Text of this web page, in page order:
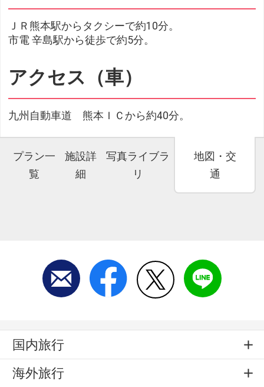
ＪＲ熊本駅からタクシーで約10分。
市電 辛島駅から徒歩で約5分。
アクセス（車）
九州自動車道 熊本ＩＣから約40分。
プラン一
覧
施設詳
細
写真ライブラ
リ
地図・交
通
国内旅行
海外旅行